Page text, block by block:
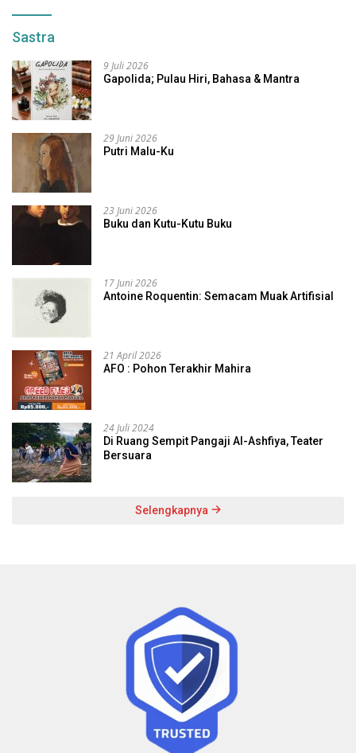
Sastra
9 Juli 2026
Gapolida; Pulau Hiri, Bahasa & Mantra
29 Juni 2026
Putri Malu-Ku
23 Juni 2026
Buku dan Kutu-Kutu Buku
17 Juni 2026
Antoine Roquentin: Semacam Muak Artifisial
21 April 2026
AFO : Pohon Terakhir Mahira
24 Juli 2024
Di Ruang Sempit Pangaji Al-Ashfiya, Teater
Bersuara
Selengkapnya